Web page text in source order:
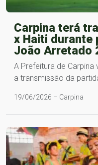
Carpina terá
x Haiti durante
João Arretado
A Prefeitura de
a transmissão da
19/06/2026 – Carpina